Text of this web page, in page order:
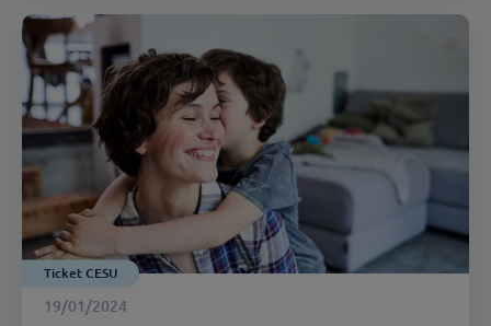
Ticket CESU
19/01/2024